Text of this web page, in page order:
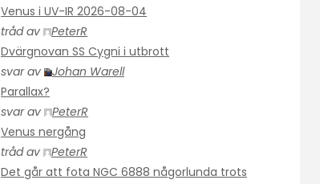
Venus i UV-IR 2026-08-04
tråd av
PeterR
Dvärgnovan SS Cygni i utbrott
svar av
Johan Warell
Parallax?
svar av
PeterR
Venus nergång
tråd av
PeterR
Det går att fota NGC 6888 någorlunda trots